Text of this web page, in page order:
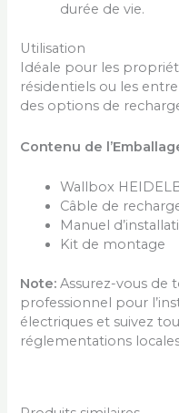
durée de vie.
Utilisation
Idéale pour les
résidentiels ou les
des options de
Contenu de
Wallbox
Câble de
Manuel
Kit de montage
Note: Assurez-vous de
professionnel pour
électriques et suivez
réglementations